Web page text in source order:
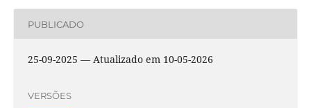
PUBLICADO
25-09-2025 — Atualizado em 10-05-2026
VERSÕES